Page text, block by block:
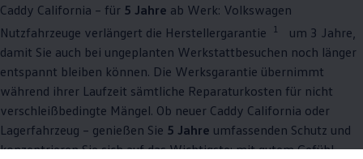
Caddy California – für 5 Jahre ab Werk: Volkswagen
Nutzfahrzeuge verlängert die Herstellergarantie 1
um 3 Jahre,
damit Sie auch bei ungeplanten Werkstattbesuchen noch länger
entspannt bleiben können. Die Werksgarantie übernimmt
während ihrer Laufzeit sämtliche Reparaturkosten für nicht
verschleißbedingte Mängel. Ob neuer Caddy California oder
Lagerfahrzeug – genießen Sie 5 Jahre umfassenden Schutz und
konzentrieren Sie sich auf das Wichtigste: mit gutem Gefühl